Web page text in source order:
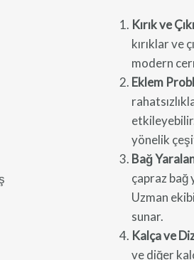
Kırık ve
kırıklar ve
modern
Eklem
yönelik
Bağ
çapraz bağ
Uzman
sunar.
Kalça ve
ve diğer